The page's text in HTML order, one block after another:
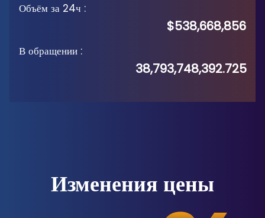
Объём за 24ч :
$538,668,856
В обращении :
38,793,748,392.725
Изменения цены